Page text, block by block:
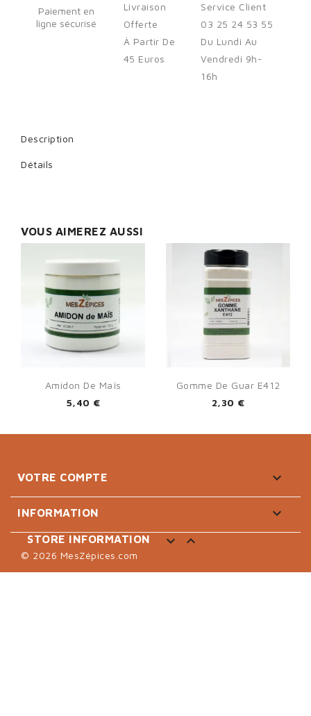
Paiement en
ligne sécurisé
Livraison
Offerte
À Partir De
45 Euros
Service Client
03 25 24 53 55
Du Lundi Au
Vendredi 9h-
16h
Description
Détails
VOUS AIMEREZ AUSSI
Amidon De Maïs
5,40 €
Gomme De Guar E412
2,30 €
VOTRE COMPTE 
INFORMATION 
STORE INFORMATION  
© 2026 MesZépices.com